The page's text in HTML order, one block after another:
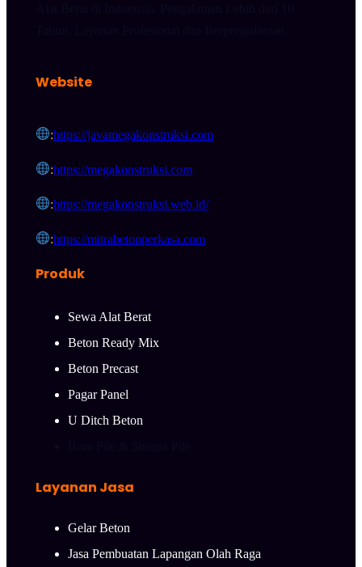
Website
:https://javamegakonstruksi.com
:https://megakonstruksi.com
:https://megakonstruksi.web.id/
:https://mitrabetonperkasa.com
Produk
Sewa Alat Berat
Beton Ready Mix
Beton Precast
Pagar Panel
U Ditch Beton
Layanan Jasa
Gelar Beton
Jasa Pembuatan Lapangan Olah Raga